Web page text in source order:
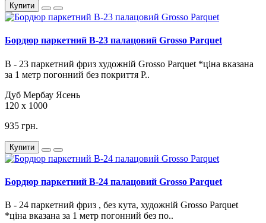
Купити
Бордюр паркетний B-23 палацовий Grosso Parquet
В - 23 паркетний фриз художній Grosso Parquet *ціна вказана
за 1 метр погонний без покриття Р..
Дуб Мербау Ясень
120 х 1000
935 грн.
Купити
Бордюр паркетний B-24 палацовий Grosso Parquet
В - 24 паркетний фриз , без кута, художній Grosso Parquet
*ціна вказана за 1 метр погонний без по..